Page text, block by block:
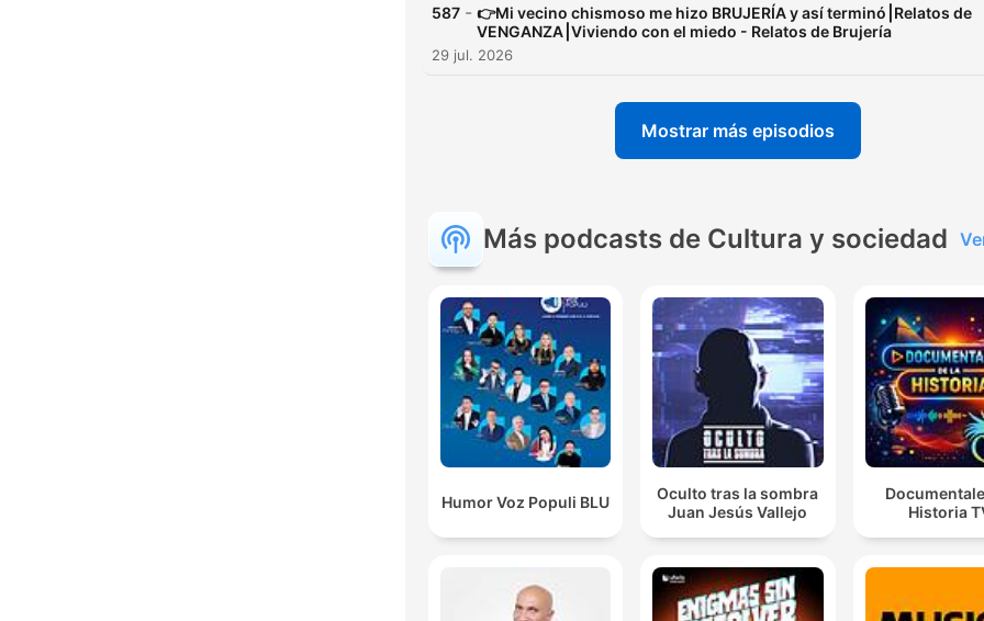
587 - 👉Mi vecino chismoso me hizo BRUJERÍA y así terminó⎮Relatos de
VENGANZA⎮Viviendo con el miedo - Relatos de Brujería
29 jul. 2026
Mostrar más episodios
Más podcasts de Cultura y sociedad
Humor Voz Populi BLU
Oculto tras la sombra
Juan Jesús Vallejo
Historia